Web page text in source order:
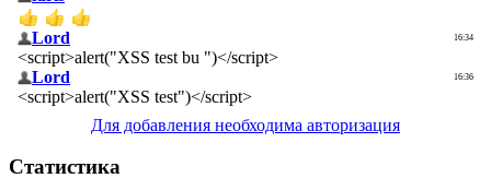
Для добавления необходима авторизация
Статистика